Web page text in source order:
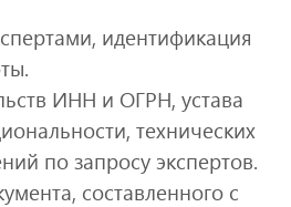
идентификация
ИНН и ОГРН, устава
технических
по запросу экспертов.
составленного с